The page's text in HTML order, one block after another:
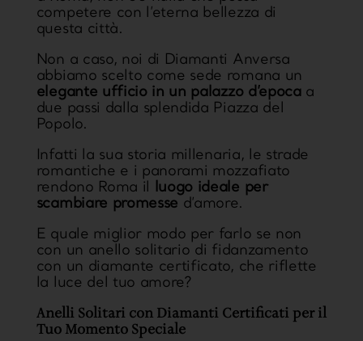
competere con l’eterna bellezza di
questa città.
Non a caso, noi di Diamanti Anversa
abbiamo scelto come sede romana un
elegante ufficio in un palazzo d’epocaa
due passi dalla splendida Piazza del
Popolo.
Infatti la sua storia millenaria, le strade
romantiche e i panorami mozzafiato
rendono Roma il
luogo ideale per
scambiare promesse d’amore.
E quale miglior modo per farlo se non
con un anello solitario di fidanzamento
con un diamante certificato, che riflette
la luce del tuo amore?
Anelli Solitari con Diamanti Certificati per il
Tuo Momento Speciale